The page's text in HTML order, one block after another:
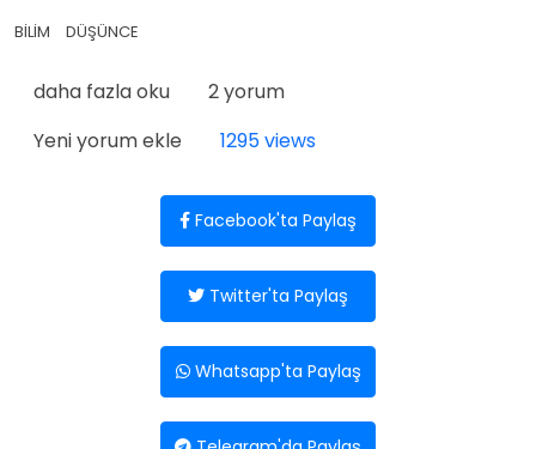
BİLİM DÜŞÜNCE
Aziz Sancar'ın Nobel Ödülü ve Bir "Bilim-Kondu"
daha fazla oku
2 yorum
Yeni yorum ekle
1295 views
Facebook'ta Paylaş
Twitter'ta Paylaş
Whatsapp'ta Paylaş